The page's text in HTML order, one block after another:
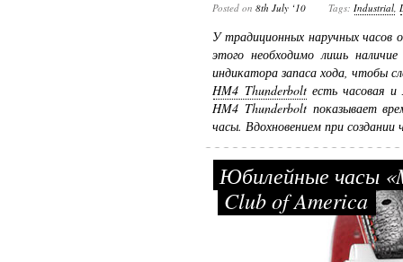
Posted on 8th July ‘10 Tags: Industrial,
У традиционных наручных часов
этого необходимо лишь
индикатора запаса хода, чтобы
HM4 Thunderboltесть часовая и
HM4 Thunderbolt показывает
часы. Вдохновением при создании
Юбилейные часы
Club of America